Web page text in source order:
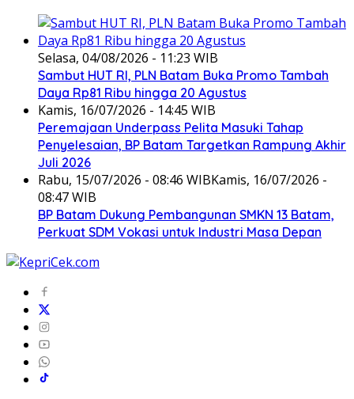
Selasa, 04/08/2026 - 11:23 WIB
Sambut HUT RI, PLN Batam Buka Promo Tambah
Daya Rp81 Ribu hingga 20 Agustus
Kamis, 16/07/2026 - 14:45 WIB
Peremajaan Underpass Pelita Masuki Tahap
Penyelesaian, BP Batam Targetkan Rampung Akhir
Juli 2026
Rabu, 15/07/2026 - 08:46 WIBKamis, 16/07/2026 -
08:47 WIB
BP Batam Dukung Pembangunan SMKN 13 Batam,
Perkuat SDM Vokasi untuk Industri Masa Depan